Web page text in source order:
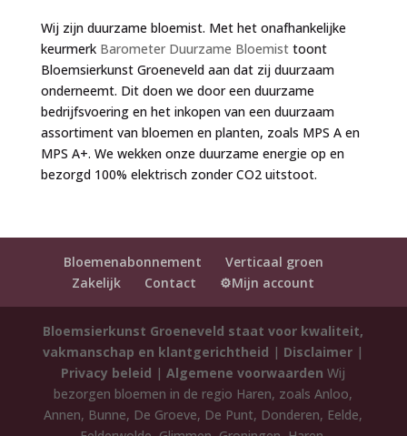
Wij zijn duurzame bloemist. Met het onafhankelijke
keurmerk Barometer Duurzame Bloemisttoont
Bloemsierkunst Groeneveld aan dat zij duurzaam
onderneemt. Dit doen we door een duurzame
bedrijfsvoering en het inkopen van een duurzaam
assortiment van bloemen en planten, zoals MPS A en
MPS A+. We wekken onze duurzame energie op en
bezorgd 100% elektrisch zonder CO2 uitstoot.
Bloemenabonnement
Verticaal groen
Zakelijk
Contact ⚙️Mijn account
Bloemsierkunst Groeneveld staat voor kwaliteit,
vakmanschap en klantgerichtheid | Disclaimer |
Privacy beleid |Algemene voorwaarden Wij
bezorgen bloemen in de regio Haren, zoals Anloo,
Annen, Bunne, De Groeve, De Punt, Donderen, Eelde,